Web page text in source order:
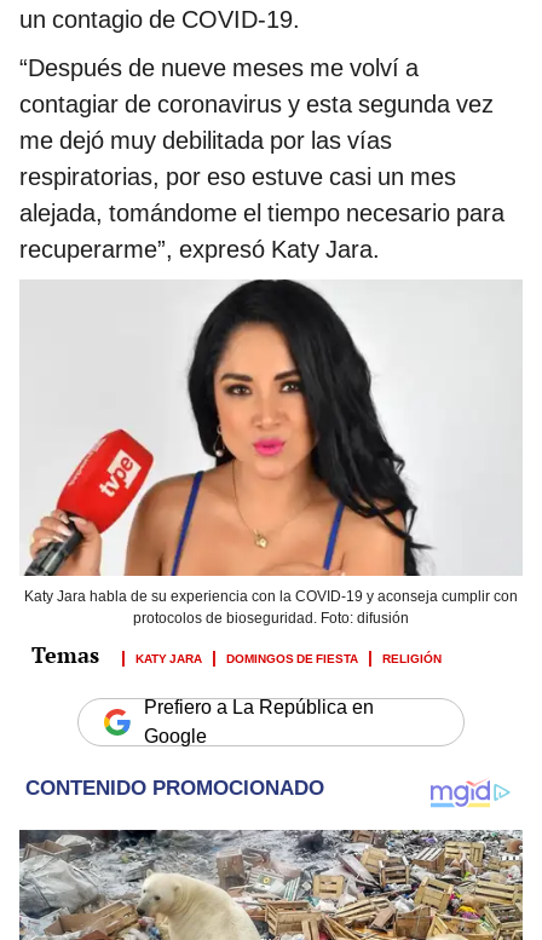
un contagio de COVID-19.
“Después de nueve meses me volví a
contagiar de coronavirus y esta segunda vez
me dejó muy debilitada por las vías
respiratorias, por eso estuve casi un mes
alejada, tomándome el tiempo necesario para
recuperarme”, expresó Katy Jara.
Katy Jara habla de su experiencia con la COVID-19 y aconseja cumplir con
protocolos de bioseguridad. Foto: difusión
KATY JARA DOMINGOS DE FIESTA RELIGIÓN
Prefiero a La República en
Google